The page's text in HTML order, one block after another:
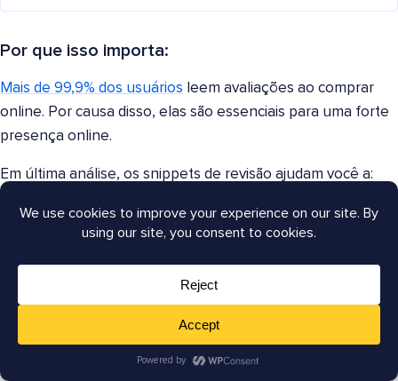
Por que isso importa:
Mais de 99,9% dos usuários leem avaliações ao comprar
online. Por causa disso, elas são essenciais para uma forte
presença online.
Em última análise, os snippets de revisão ajudam você a:
Mostrar prova social
Construir confiança
Fomentar a lealdade
Aumentar CTRs
Como implementar o schema de avaliação de